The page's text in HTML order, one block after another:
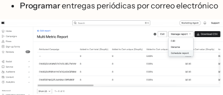
Programarentregas periódicas por correo electrónico